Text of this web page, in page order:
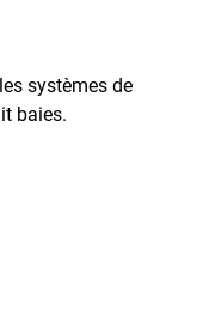
systèmes de
baies.